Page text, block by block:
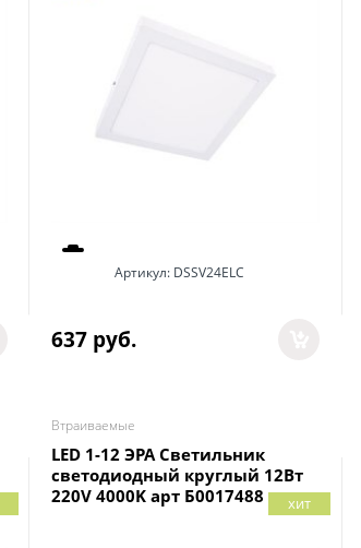
Артикул: DSSV24ELC
637 руб.
Втраиваемые
LED 1-12 ЭРА Светильник
светодиодный круглый 12Вт
220V 4000K арт Б0017488
хит